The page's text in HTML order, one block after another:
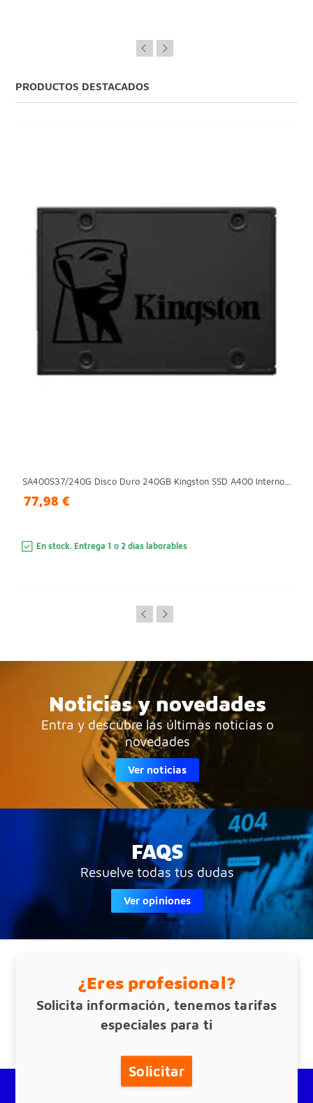
PRODUCTOS DESTACADOS
SA400S37/240G Disco Duro 240GB Kingston SSD A400 Interno...
77,98 €
En stock. Entrega 1 o 2 días laborables
Noticias y novedades
Entra y descubre las últimas noticias o
novedades
Ver noticias
FAQS
Resuelve todas tus dudas
Ver opiniones
¿Eres profesional?
Solicita información, tenemos tarifas
especiales para ti
Solicitar